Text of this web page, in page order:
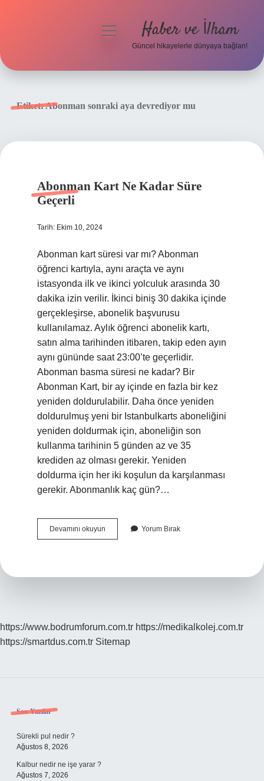
menüyü
Haber ve İlham
Güncel hikayelerle dünyaya bağlan!
Etiket:Abonman sonraki aya devrediyor mu
Abonman Kart Ne Kadar Süre
Geçerli
Tarih: Ekim 10, 2024
Abonman kart süresi var mı? Abonman
öğrenci kartıyla, aynı araçta ve aynı
istasyonda ilk ve ikinci yolculuk arasında 30
dakika izin verilir. İkinci biniş 30 dakika içinde
gerçekleşirse, abonelik başvurusu
kullanılamaz. Aylık öğrenci abonelik kartı,
satın alma tarihinden itibaren, takip eden ayın
aynı gününde saat 23:00’te geçerlidir.
Abonman basma süresi ne kadar? Bir
Abonman Kart, bir ay içinde en fazla bir kez
yeniden doldurulabilir. Daha önce yeniden
doldurulmuş yeni bir Istanbulkarts aboneliğini
yeniden doldurmak için, aboneliğin son
kullanma tarihinin 5 günden az ve 35
krediden az olması gerekir. Yeniden
doldurma için her iki koşulun da karşılanması
gerekir. Abonmanlık kaç gün?…
Devamını okuyun Abonman
Kart
Yorum Bırak
https://www.bodrumforum.com.tr https://medikalkolej.com.tr
https://smartdus.com.tr Sitemap
Sidebar
Son Yazılar
Sürekli pul nedir ?
Ağustos 8, 2026
Kalbur nedir ne işe yarar ?
Ağustos 7, 2026